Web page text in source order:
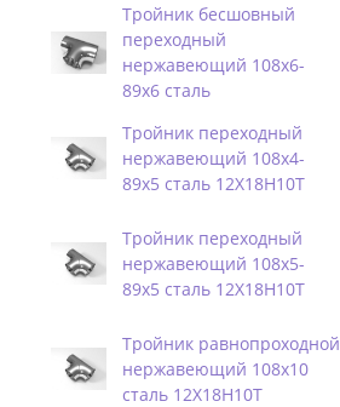
Тройник бесшовный
переходный
нержавеющий 108х6-
89х6 сталь
Тройник переходный
нержавеющий 108х4-
89х5 сталь 12Х18Н10Т
Тройник переходный
нержавеющий 108х5-
89х5 сталь 12Х18Н10Т
Тройник равнопроходной
нержавеющий 108х10
сталь 12Х18Н10Т